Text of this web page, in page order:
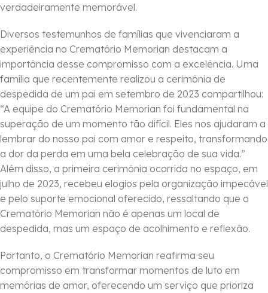
verdadeiramente memorável.
Diversos testemunhos de famílias que vivenciaram a
experiência no Crematório Memorian destacam a
importância desse compromisso com a excelência. Uma
família que recentemente realizou a cerimônia de
despedida de um pai em setembro de 2023 compartilhou:
“A equipe do Crematório Memorian foi fundamental na
superação de um momento tão difícil. Eles nos ajudaram a
lembrar do nosso pai com amor e respeito, transformando
a dor da perda em uma bela celebração de sua vida.”
Além disso, a primeira cerimônia ocorrida no espaço, em
julho de 2023, recebeu elogios pela organização impecável
e pelo suporte emocional oferecido, ressaltando que o
Crematório Memorian não é apenas um local de
despedida, mas um espaço de acolhimento e reflexão.
Portanto, o Crematório Memorian reafirma seu
compromisso em transformar momentos de luto em
memórias de amor, oferecendo um serviço que prioriza